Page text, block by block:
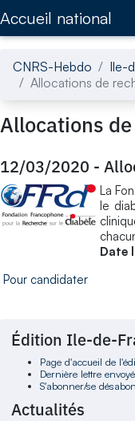
Accueil national
CNRS-Hebdo Ile-
Allocations de
Allocations
12/03/2020 -
La
le
Date
Pour candidater
Édition Ile-de-
Page d'accueil de
Dernière lettre
S'abonner/se
Actualités